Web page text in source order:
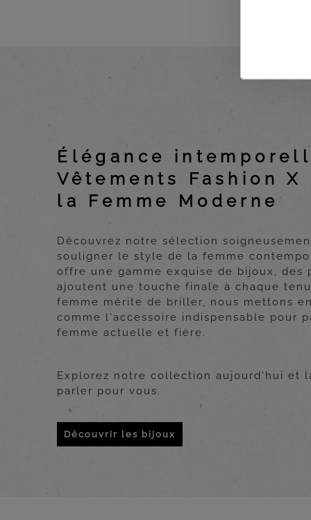
Élégance
Vêtements Fashion X
la Femme Moderne
Découvrez notre sélection
souligner le style de la femme
offre une gamme exquise de bijoux, des
ajoutent une touche finale à chaque
femme mérite de briller, nous mettons
comme l'accessoire indispensable pour
femme actuelle et fière.
Explorez notre collection aujourd'hui et
parler pour vous.
Découvrir les bijoux